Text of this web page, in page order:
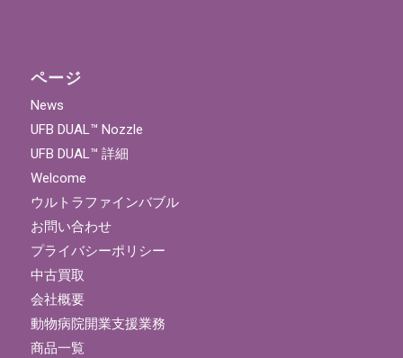
ページ
News
UFB DUAL™ Nozzle
UFB DUAL™ 詳細
Welcome
ウルトラファインバブル
お問い合わせ
プライバシーポリシー
中古買取
会社概要
動物病院開業支援業務
商品一覧